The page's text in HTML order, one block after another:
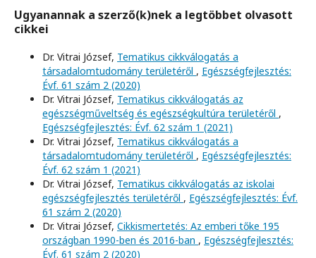
Ugyanannak a szerző(k)nek a legtöbbet olvasott
cikkei
Dr. Vitrai József, Tematikus cikkválogatás a
társadalomtudomány területéről , Egészségfejlesztés:
Évf. 61 szám 2 (2020)
Dr. Vitrai József, Tematikus cikkválogatás az
egészségműveltség és egészségkultúra területéről ,
Egészségfejlesztés: Évf. 62 szám 1 (2021)
Dr. Vitrai József, Tematikus cikkválogatás a
társadalomtudomány területéről , Egészségfejlesztés:
Évf. 62 szám 1 (2021)
Dr. Vitrai József, Tematikus cikkválogatás az iskolai
egészségfejlesztés területéről , Egészségfejlesztés: Évf.
61 szám 2 (2020)
Dr. Vitrai József, Cikkismertetés: Az emberi tőke 195
országban 1990-ben és 2016-ban , Egészségfejlesztés:
Évf. 61 szám 2 (2020)